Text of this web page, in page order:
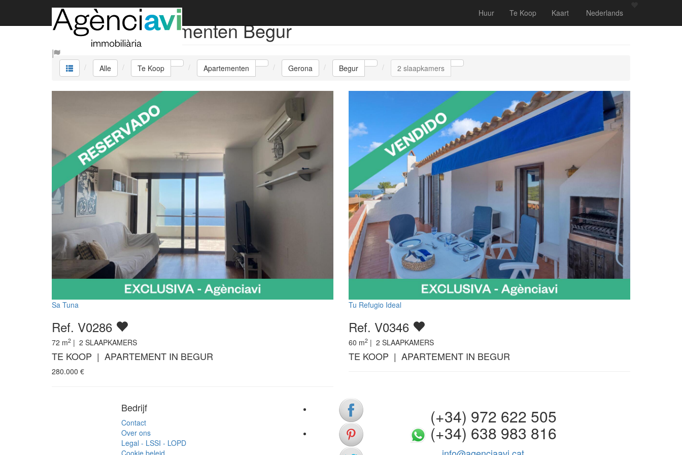
Huur Te Koop Kaart Nederlands
Te Koop Apartementen Begur
Alle Te Koop Apartementen Gerona Begur 2 slaapkamers
Sa Tuna
Ref. V0286
72 m2 | 2 SLAAPKAMERS
TE KOOP | APARTEMENT IN BEGUR
280.000 €
Tu Refugio Ideal
Ref. V0346
60 m2 | 2 SLAAPKAMERS
TE KOOP | APARTEMENT IN BEGUR
Bedrijf
Contact
Over ons
Legal - LSSI - LOPD
(+34) 972 622 505
(+34) 638 983 816